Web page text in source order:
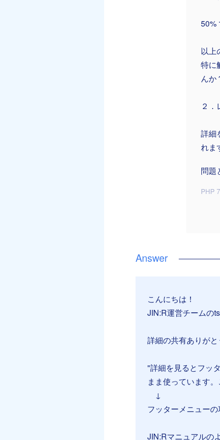
50%
以上
特に
んか
２
詳細
れま
問題
PHP
こんにちは！
JIN:R運営チームの
詳細の共有ありが
"詳細を見るとフッ
まま使っています
↓
フッターメニュー
JIN:Rマニュアルの